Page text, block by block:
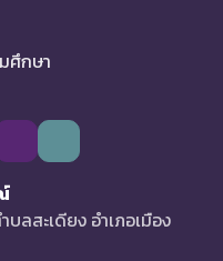
ศึกษา
ลสะเดียง อำเภอเมือง